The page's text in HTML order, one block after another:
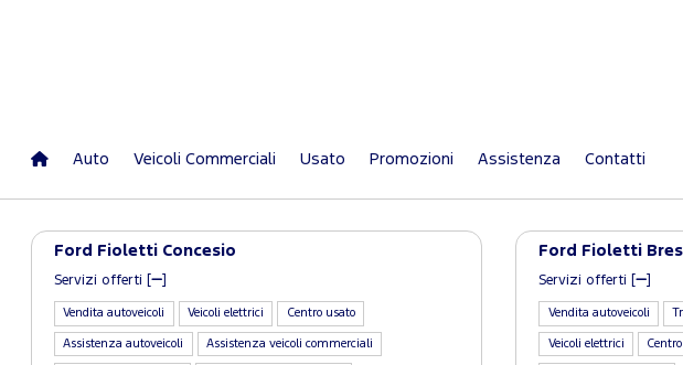
Auto Veicoli Commerciali Usato Promozioni Assistenza Contatti
Ford Fioletti Concesio
Servizi offerti [
Vendita autoveicoli Veicoli elettrici Centro usato
Assistenza autoveicoli Assistenza veicoli commerciali
Ford Fioletti
Servizi offerti [
Vendita autoveicoli
Veicoli elettrici